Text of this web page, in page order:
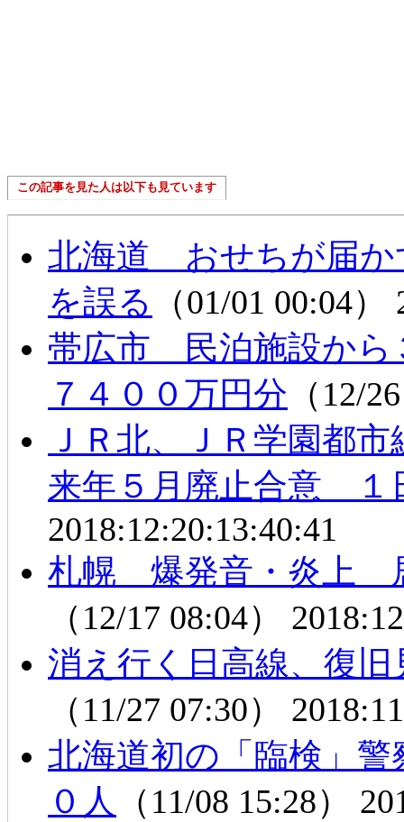
この記事を見た人は以下も見ています
北海道 おせちが届
を誤る
（01/01 00:04）
帯広市 民泊施設か
７４００万円分 （12/
ＪＲ北、ＪＲ学園都
来年５月廃止合意 １
2018:12:20:13:40:41
札幌 爆発音・炎上
（12/17 08:04）
消え行く日高線、復
（11/27 07:30）
北海道初の「臨検」
０人
（11/08 15:28）